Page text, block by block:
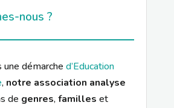
nous ?
une démarche d’Education
, notre association analyse
de genres,familles et